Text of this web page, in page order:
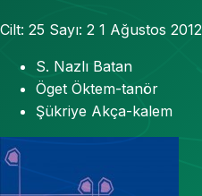
Cilt: 25 Sayı: 2 1 Ağustos 2012
S. Nazlı Batan
Öget Öktem-tanör
Şükriye Akça-kalem